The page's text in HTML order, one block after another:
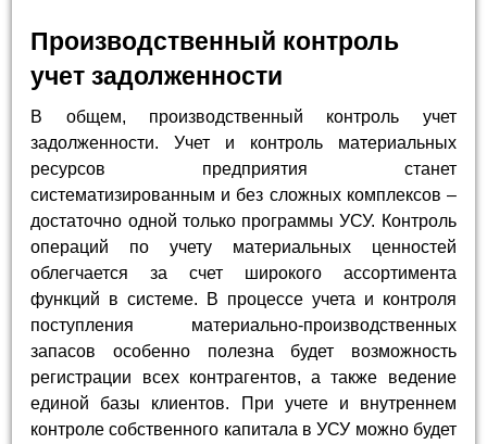
Производственный контроль
учет задолженности
В общем, производственный контроль учет
задолженности. Учет и контроль материальных
ресурсов предприятия станет
систематизированным и без сложных комплексов –
достаточно одной только программы УСУ. Контроль
операций по учету материальных ценностей
облегчается за счет широкого ассортимента
функций в системе. В процессе учета и контроля
поступления материально-производственных
запасов особенно полезна будет возможность
регистрации всех контрагентов, а также ведение
единой базы клиентов. При учете и внутреннем
контроле собственного капитала в УСУ можно будет